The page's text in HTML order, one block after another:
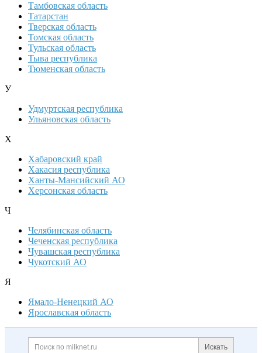
Тамбовская область
Татарстан
Тверская область
Томская область
Тульская область
Тыва республика
Тюменская область
У
Удмуртская республика
Ульяновская область
Х
Хабаровский край
Хакасия республика
Ханты-Мансийский АО
Херсонская область
Ч
Челябинская область
Чеченская республика
Чувашская республика
Чукотский АО
Я
Ямало-Ненецкий АО
Ярославская область
Дополнительная информация
Поиск по сайту и
Искать